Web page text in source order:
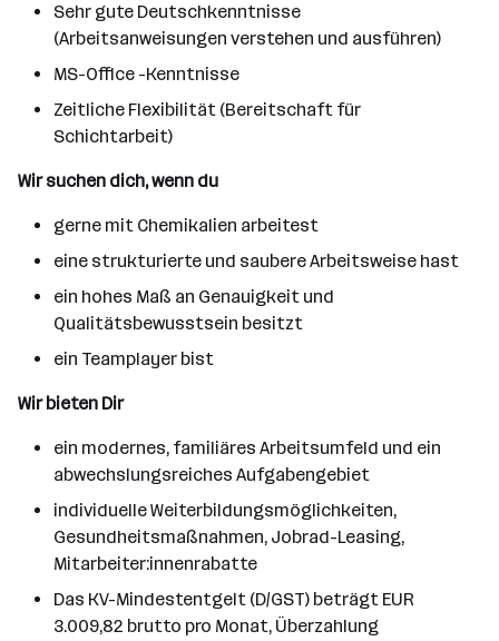
Sehr gute Deutschkenntnisse
(Arbeitsanweisungen verstehen und ausführen)
MS-Office -Kenntnisse
Zeitliche Flexibilität (Bereitschaft für
Schichtarbeit)
Wir suchen dich, wenn du
gerne mit Chemikalien arbeitest
eine strukturierte und saubere Arbeitsweise hast
ein hohes Maß an Genauigkeit und
Qualitätsbewusstsein besitzt
ein Teamplayer bist
Wir bieten Dir
ein modernes, familiäres Arbeitsumfeld und ein
abwechslungsreiches Aufgabengebiet
individuelle Weiterbildungsmöglichkeiten,
Gesundheitsmaßnahmen, Jobrad-Leasing,
Mitarbeiter:innenrabatte
Das KV-Mindestentgelt (D/GST) beträgt EUR
3.009,82 brutto pro Monat, Überzahlung